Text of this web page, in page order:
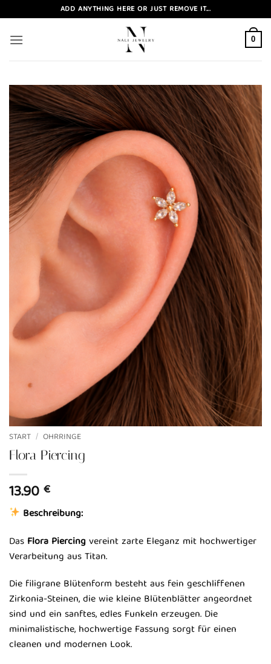
Inhalt
springen
ADD ANYTHING HERE OR JUST REMOVE IT...
0
START / OHRRINGE
Flora Piercing
13.90 €
Beschreibung:
Das Flora Piercingvereint zarte Eleganz mit hochwertiger
Verarbeitung aus Titan.
Die filigrane Blütenform besteht aus fein geschliffenen
Zirkonia-Steinen, die wie kleine Blütenblätter angeordnet
sind und ein sanftes, edles Funkeln erzeugen. Die
minimalistische, hochwertige Fassung sorgt für einen
cleanen und modernen Look.